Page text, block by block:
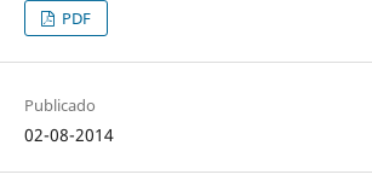
PDF
Publicado
02-08-2014